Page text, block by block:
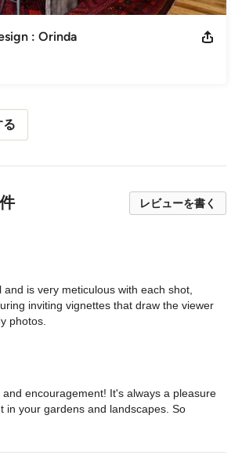
: Orinda
る
レビューを書く
is very meticulous with each shot,
inviting vignettes that draw the viewer
photos.
and we highly recommend her.
encouragement! It's always a pleasure
in your gardens and landscapes. So